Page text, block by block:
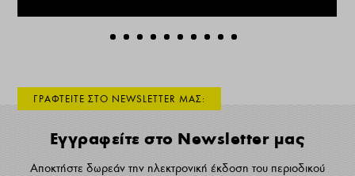
ΓΡΑΦΤΕΙΤΕ ΣΤΟ NEWSLETTER ΜΑΣ:
Εγγραφείτε στο Newsletter μας
Αποκτήστε δωρεάν την ηλεκτρονική έκδοση του περιοδικού